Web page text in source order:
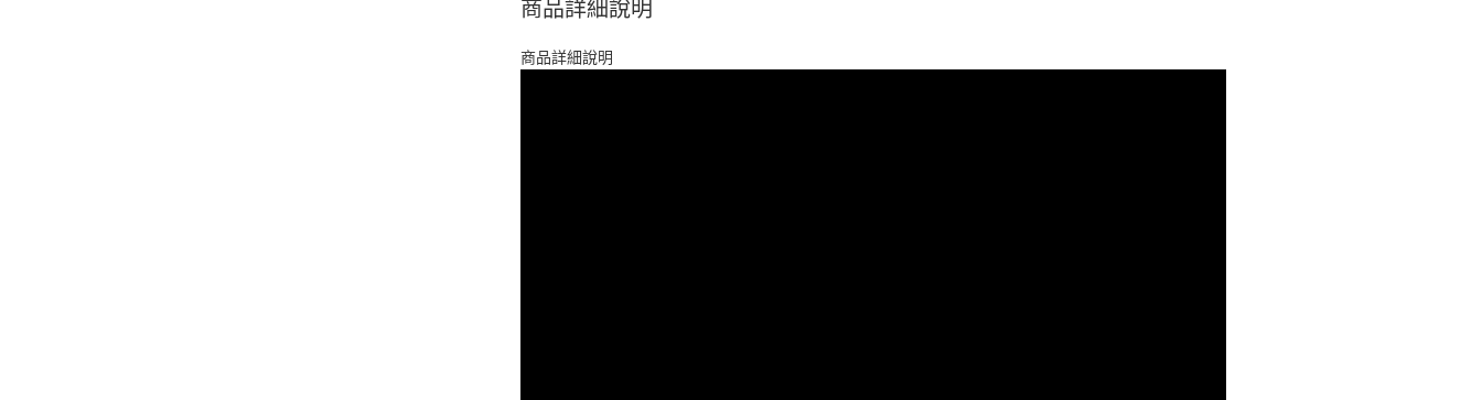
商品詳細說明
商品詳細說明